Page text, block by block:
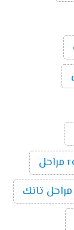
تانك